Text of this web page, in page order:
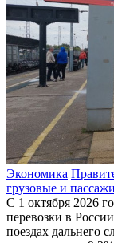
Экономика
грузовые и
С 1 октября 2026
перевозки в
поездах дальнего